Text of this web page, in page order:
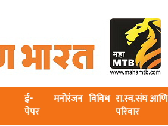
ई-
पेपर
मनोरंजन विविध रा.स्व.संघ आणि
परिवार